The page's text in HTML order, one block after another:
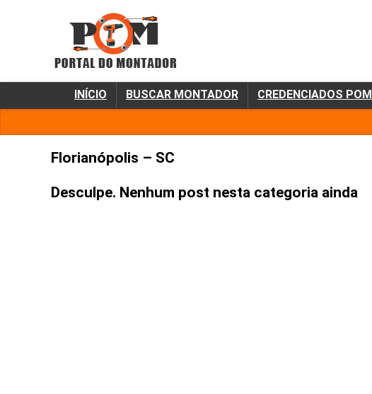
INÍCIO BUSCAR MONTADOR CREDENCIADOS POM
Florianópolis – SC
Desculpe. Nenhum post nesta categoria ainda